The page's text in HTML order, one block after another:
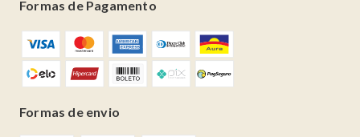
Formas de Pagamento
Formas de envio